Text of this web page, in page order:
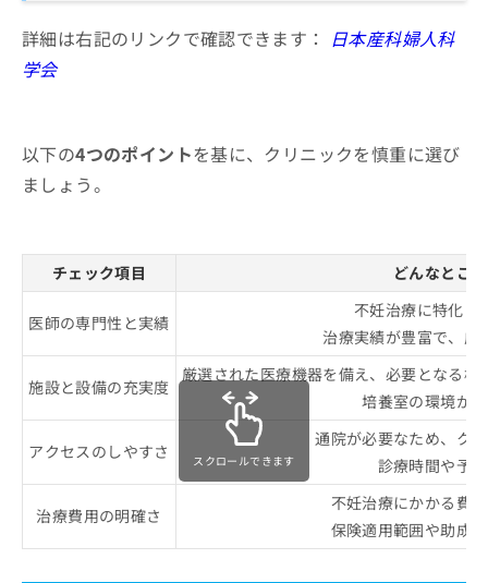
詳細は右記のリンクで確認できます：
日本産科婦人科
学会
以下の4つのポイントを基に、クリニックを慎重に選び
ましょう。
チェック項目 どんなとこ
医師の専門性と実績
不妊治療に特化し
治療実績が豊富で、成
施設と設備の充実度
厳選された医療機器を備え、必要となる
培養室の環境が
アクセスのしやすさ
通院が必要なため、ク
診療時間や予
治療費用の明確さ
不妊治療にかかる費
保険適用範囲や助成
スクロールできます